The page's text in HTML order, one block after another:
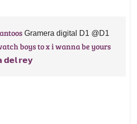
Gramera digital D1 @D1
boys to x i wanna be yours
𝗱𝗲𝗹 𝗿𝗲𝘆